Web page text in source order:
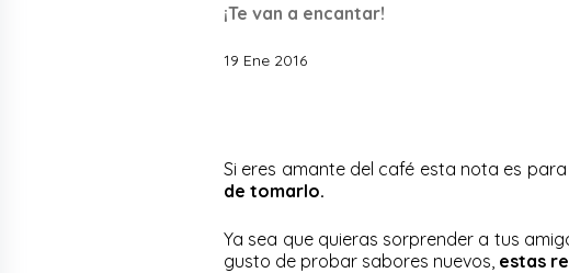
¡Te van a encantar!
19 Ene 2016
Si eres amante del café esta nota es
de tomarlo.
Ya sea que quieras sorprender a tus
gusto de probar sabores nuevos, estas